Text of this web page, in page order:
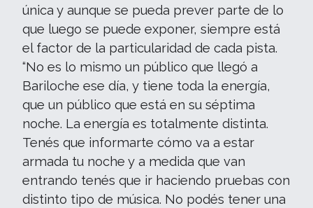
única y aunque se pueda prever parte de lo
que luego se puede exponer, siempre está
el factor de la particularidad de cada pista.
“No es lo mismo un público que llegó a
Bariloche ese día, y tiene toda la energía,
que un público que está en su séptima
noche. La energía es totalmente distinta.
Tenés que informarte cómo va a estar
armada tu noche y a medida que van
entrando tenés que ir haciendo pruebas con
distinto tipo de música. No podés tener una